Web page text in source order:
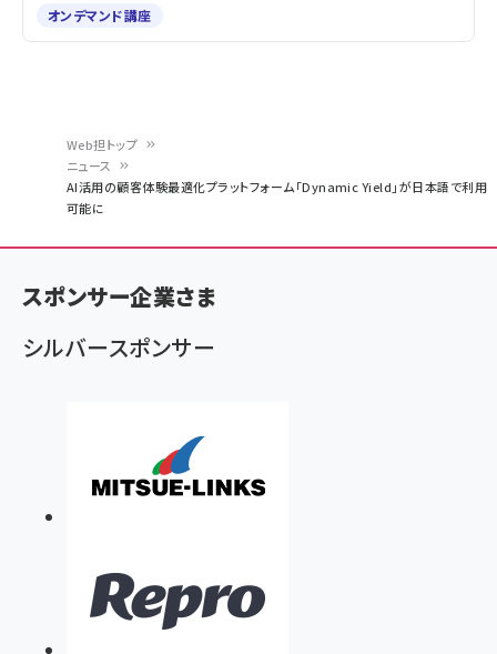
く
ず
Web担トップ
ニュース
AI活用の顧客体験最適化プラットフォーム「Dynamic Yield」が日本語で利用
可能に
オンデマンド講座
スポンサー企業さま
シルバースポンサー